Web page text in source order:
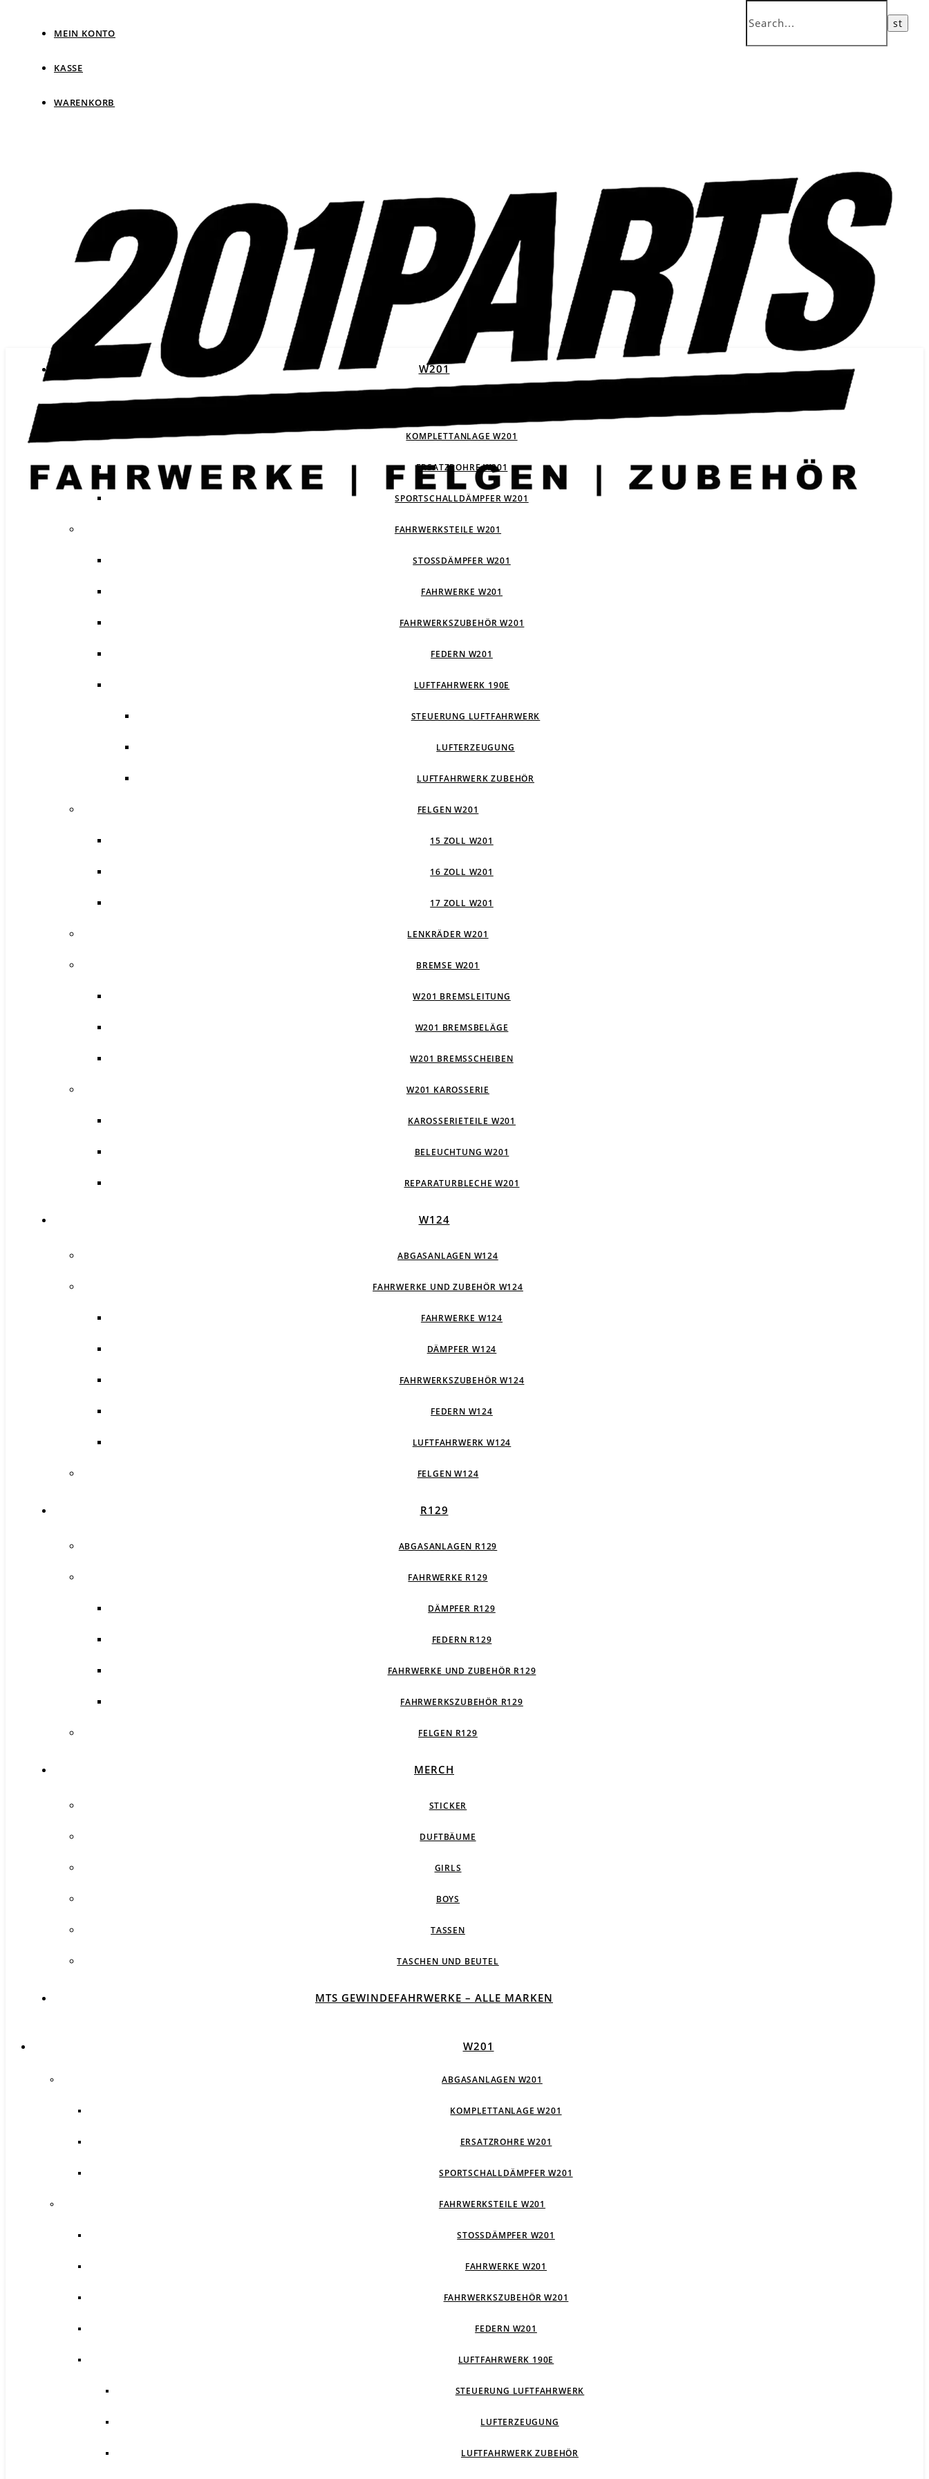
MEIN KONTO
KASSE
WARENKORB
W201
KOMPLETTANLAGE W201
ERSATZROHRE W201
SPORTSCHALLDÄMPFER W201
FAHRWERKSTEILE W201
STOSSDÄMPFER W201
FAHRWERKE W201
FAHRWERKSZUBEHÖR W201
FEDERN W201
LUFTFAHRWERK 190E
STEUERUNG LUFTFAHRWERK
LUFTERZEUGUNG
LUFTFAHRWERK ZUBEHÖR
FELGEN W201
15 ZOLL W201
16 ZOLL W201
17 ZOLL W201
LENKRÄDER W201
BREMSE W201
W201 BREMSLEITUNG
W201 BREMSBELÄGE
W201 BREMSSCHEIBEN
W201 KAROSSERIE
KAROSSERIETEILE W201
BELEUCHTUNG W201
REPARATURBLECHE W201
W124
ABGASANLAGEN W124
FAHRWERKE UND ZUBEHÖR W124
FAHRWERKE W124
DÄMPFER W124
FAHRWERKSZUBEHÖR W124
FEDERN W124
LUFTFAHRWERK W124
FELGEN W124
R129
ABGASANLAGEN R129
FAHRWERKE R129
DÄMPFER R129
FEDERN R129
FAHRWERKE UND ZUBEHÖR R129
FAHRWERKSZUBEHÖR R129
FELGEN R129
MERCH
STICKER
DUFTBÄUME
GIRLS
BOYS
TASSEN
TASCHEN UND BEUTEL
MTS GEWINDEFAHRWERKE – ALLE MARKEN
W201
ABGASANLAGEN W201
KOMPLETTANLAGE W201
ERSATZROHRE W201
SPORTSCHALLDÄMPFER W201
FAHRWERKSTEILE W201
STOSSDÄMPFER W201
FAHRWERKE W201
FAHRWERKSZUBEHÖR W201
FEDERN W201
LUFTFAHRWERK 190E
STEUERUNG LUFTFAHRWERK
LUFTERZEUGUNG
LUFTFAHRWERK ZUBEHÖR